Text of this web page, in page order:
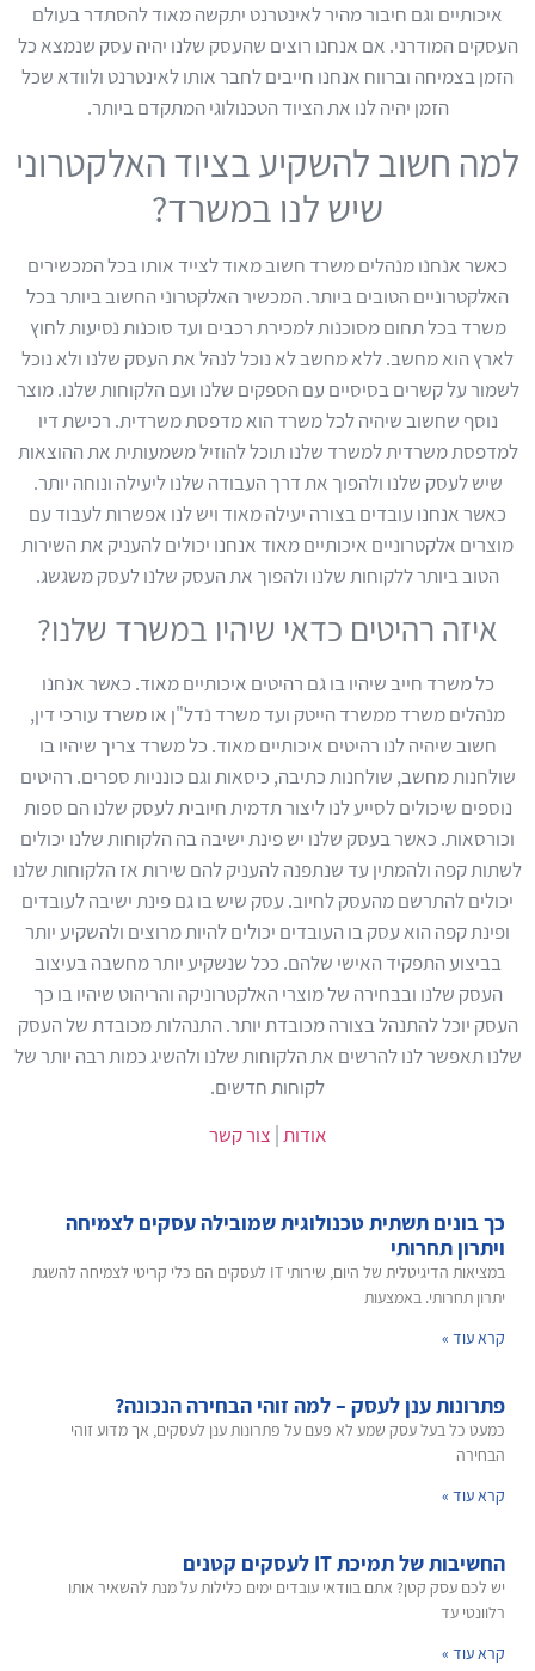
איכותיים וגם חיבור מהיר לאינטרנט יתקשה מאוד להסתדר בעולם
העסקים המודרני. אם אנחנו רוצים שהעסק שלנו יהיה עסק שנמצא כל
הזמן בצמיחה וברווח אנחנו חייבים לחבר אותו לאינטרנט ולוודא שכל
הזמן יהיה לנו את הציוד הטכנולוגי המתקדם ביותר.
למה חשוב להשקיע בציוד האלקטרוני
שיש לנו במשרד?
כאשר אנחנו מנהלים משרד חשוב מאוד לצייד אותו בכל המכשירים
האלקטרוניים הטובים ביותר. המכשיר האלקטרוני החשוב ביותר בכל
משרד בכל תחום מסוכנות למכירת רכבים ועד סוכנות נסיעות לחוץ
לארץ הוא מחשב. ללא מחשב לא נוכל לנהל את העסק שלנו ולא נוכל
לשמור על קשרים בסיסיים עם הספקים שלנו ועם הלקוחות שלנו. מוצר
נוסף שחשוב שיהיה לכל משרד הוא מדפסת משרדית. רכישת דיו
למדפסת משרדית למשרד שלנו תוכל להוזיל משמעותית את ההוצאות
שיש לעסק שלנו ולהפוך את דרך העבודה שלנו ליעילה ונוחה יותר.
כאשר אנחנו עובדים בצורה יעילה מאוד ויש לנו אפשרות לעבוד עם
מוצרים אלקטרוניים איכותיים מאוד אנחנו יכולים להעניק את השירות
הטוב ביותר ללקוחות שלנו ולהפוך את העסק שלנו לעסק משגשג.
איזה רהיטים כדאי שיהיו במשרד שלנו?
כל משרד חייב שיהיו בו גם רהיטים איכותיים מאוד. כאשר אנחנו
מנהלים משרד ממשרד הייטק ועד משרד נדל"ן או משרד עורכי דין,
חשוב שיהיה לנו רהיטים איכותיים מאוד. כל משרד צריך שיהיו בו
שולחנות מחשב, שולחנות כתיבה, כיסאות וגם כונניות ספרים. רהיטים
נוספים שיכולים לסייע לנו ליצור תדמית חיובית לעסק שלנו הם ספות
וכורסאות. כאשר בעסק שלנו יש פינת ישיבה בה הלקוחות שלנו יכולים
לשתות קפה ולהמתין עד שנתפנה להעניק להם שירות אז הלקוחות שלנו
יכולים להתרשם מהעסק לחיוב. עסק שיש בו גם פינת ישיבה לעובדים
ופינת קפה הוא עסק בו העובדים יכולים להיות מרוצים ולהשקיע יותר
בביצוע התפקיד האישי שלהם. ככל שנשקיע יותר מחשבה בעיצוב
העסק שלנו ובבחירה של מוצרי האלקטרוניקה והריהוט שיהיו בו כך
העסק יוכל להתנהל בצורה מכובדת יותר. התנהלות מכובדת של העסק
שלנו תאפשר לנו להרשים את הלקוחות שלנו ולהשיג כמות רבה יותר של
לקוחות חדשים.
אודות צור קשר
כך בונים תשתית טכנולוגית שמובילה עסקים לצמיחה
ויתרון תחרותי
במציאות הדיגיטלית של היום, שירותי IT לעסקים הם כלי קריטי לצמיחה להשגת
יתרון תחרותי. באמצעות
קרא עוד »
פתרונות ענן לעסק – למה זוהי הבחירה הנכונה?
כמעט כל בעל עסק שמע לא פעם על פתרונות ענן לעסקים, אך מדוע זוהי
הבחירה
קרא עוד »
החשיבות של תמיכת IT לעסקים קטנים
יש לכם עסק קטן? אתם בוודאי עובדים ימים כלילות על מנת להשאיר אותו
רלוונטי עד
קרא עוד »